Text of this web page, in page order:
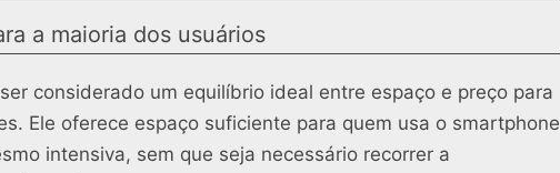
a maioria dos usuários
considerado um equilíbrio ideal entre espaço e preço para
Ele oferece espaço suficiente para quem usa o smartphone
intensiva, sem que seja necessário recorrer a